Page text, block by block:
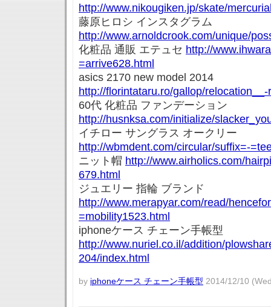
http://www.nikougiken.jp/skate/
藤原ヒロシ インスタグラム
http://www.arnoldcrook.com/unique/
化粧品 通販 エテュセ http://
=arrive628.html
asics 2170 new model 2014
http://florintataru.ro/gallop/
60代 化粧品 ファンデーション
http://husnksa.com/initialize/
イチロー サングラス オークリー
http://wbmdent.com/circular/suffix=-
ニット帽 http://www.airholics.com/
679.html
ジュエリー 指輪 ブランド
http://www.merapyar.com/read/
=mobility1523.html
iphoneケース チェーン手帳型
http://www.nuriel.co.il/addition/
204/index.html
by iphoneケース チェーン手帳型 2014/12/10